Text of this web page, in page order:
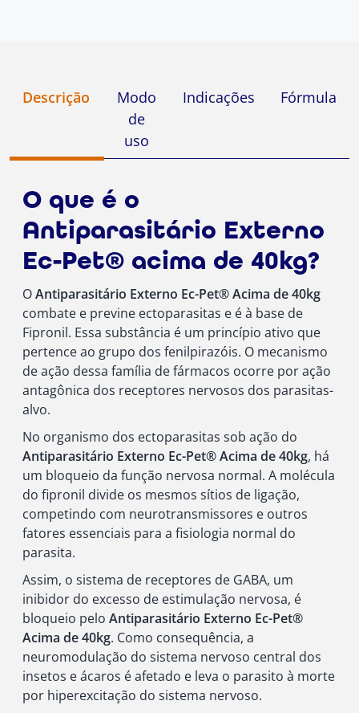
Descrição
Modo
de
uso
Indicações Fórmula
O que é o
Antiparasitário Externo
Ec-Pet® acima de 40kg?
OAntiparasitário Externo Ec-Pet® Acima de 40kg
combate e previne ectoparasitas e é à base de
Fipronil. Essa substância é um princípio ativo que
pertence ao grupo dos fenilpirazóis. O mecanismo
de ação dessa família de fármacos ocorre por ação
antagônica dos receptores nervosos dos parasitas-
alvo.
No organismo dos ectoparasitas sob ação do
Antiparasitário Externo Ec-Pet® Acima de 40kg, há
um bloqueio da função nervosa normal. A molécula
do fipronil divide os mesmos sítios de ligação,
competindo com neurotransmissores e outros
fatores essenciais para a fisiologia normal do
parasita.
Assim, o sistema de receptores de GABA, um
inibidor do excesso de estimulação nervosa, é
bloqueio pelo Antiparasitário Externo Ec-Pet®
Acima de 40kg. Como consequência, a
neuromodulação do sistema nervoso central dos
insetos e ácaros é afetado e leva o parasito à morte
por hiperexcitação do sistema nervoso.